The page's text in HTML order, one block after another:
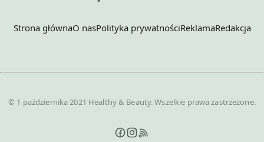
Strona głównaO nasPolityka prywatnościReklamaRedakcja
© 1 października 2021 Healthy & Beauty. Wszelkie prawa zastrzeżone.